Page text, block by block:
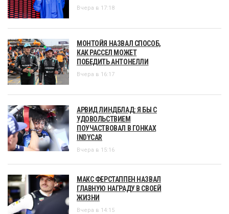
Вчера в 17:18
МОНТОЙЯ НАЗВАЛ СПОСОБ,
КАК РАССЕЛ МОЖЕТ
ПОБЕДИТЬ АНТОНЕЛЛИ
Вчера в 16:17
АРВИД ЛИНДБЛАД: Я БЫ С
УДОВОЛЬСТВИЕМ
ПОУЧАСТВОВАЛ В ГОНКАХ
INDYCAR
Вчера в 15:16
МАКС ФЕРСТАППЕН НАЗВАЛ
ГЛАВНУЮ НАГРАДУ В СВОЕЙ
ЖИЗНИ
Вчера в 14:15